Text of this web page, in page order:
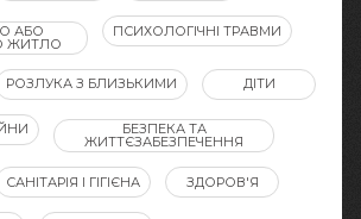
АБО
ЖИТЛО
ПСИХОЛОГІЧНІ ТРАВМИ
РОЗЛУКА З БЛИЗЬКИМИ ДІТИ
БЕЗПЕКА ТА
ЖИТТЄЗАБЕЗПЕЧЕННЯ
САНІТАРІЯ І ГІГІЄНА ЗДОРОВ'Я